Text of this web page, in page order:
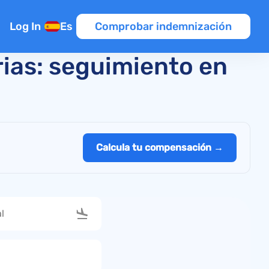
Log In Es Comprobar indemnización
Canarias
seguimiento en
Calcula tu compensación →